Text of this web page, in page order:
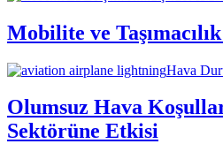
Mobilite ve
Hava
Olumsuz Hava
Sektörüne Etkisi